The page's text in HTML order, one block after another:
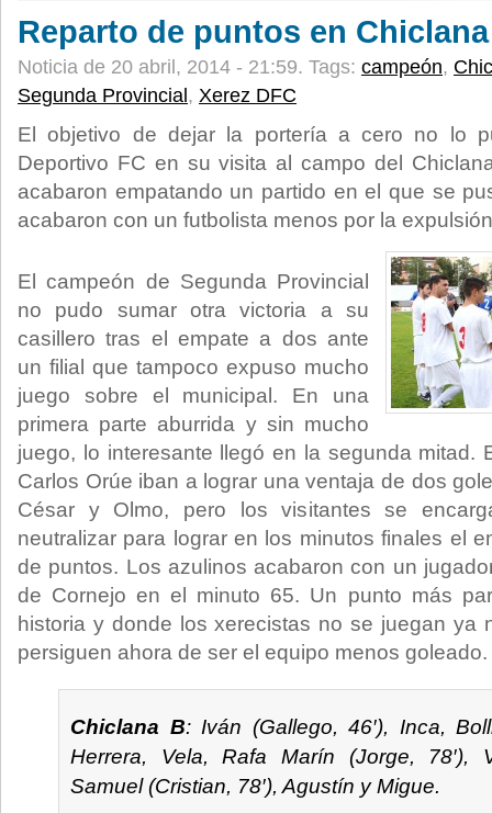
Reparto de puntos en Chiclana
Noticia de 20 abril, 2014 - 21:59. Tags: campeón,
Segunda Provincial , Xerez DFC
El objetivo de dejar la portería a cero no lo
Deportivo FC en su visita al campo del
acabaron empatando un partido en el que se
acabaron con un futbolista menos por la
El campeón de Segunda Provincial
no pudo sumar otra victoria a su
casillero tras el empate a dos ante
un filial que tampoco expuso mucho
juego sobre el municipal. En una
primera parte aburrida y sin mucho
juego, lo interesante llegó en la segunda mitad.
Carlos Orúe iban a lograr una ventaja de dos
César y Olmo, pero los visitantes se
neutralizar para lograr en los minutos finales el
de puntos. Los azulinos acabaron con un
de Cornejo en el minuto 65. Un punto más
historia y donde los xerecistas no se juegan ya
persiguen ahora de ser el equipo menos goleado.
Chiclana B: Iván (Gallego, 46′), Inca,
Herrera, Vela, Rafa Marín (Jorge, 78′),
Samuel (Cristian, 78′), Agustín y Migue.